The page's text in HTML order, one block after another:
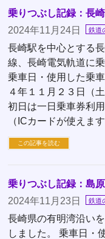
乗りつぶし記録：長
2024年11月24日
鉄道
長崎駅を中心とする
線、長崎電気軌道に
乗車日・使用した乗
４年１１月２３日（
初日は一日乗車券利
（ICカードが使えま
この記事を読む
乗りつぶし記録：島
2024年11月23日
鉄道
長崎県の有明湾沿い
しました。 乗車日・